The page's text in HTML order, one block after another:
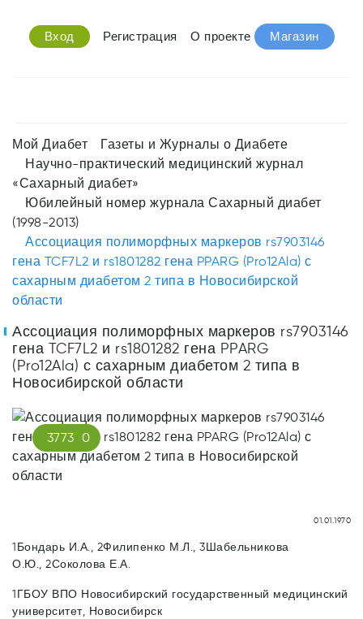
Вход Регистрация О проекте Магазин
Мой Диабет
Газеты и Журналы о Диабете
Научно-практический медицинский журнал
«Сахарный диабет»
Юбилейный номер журнала Сахарный диабет
(1998-2013)
Ассоциация полиморфных маркеров rs7903146
гена TCF7L2 и rs1801282 гена PPARG (Pro12Ala) с
сахарным диабетом 2 типа в Новосибирской
области
Ассоциация полиморфных маркеров rs7903146
гена TCF7L2 и rs1801282 гена PPARG
(Pro12Ala) с сахарным диабетом 2 типа в
Новосибирской области
3773 0
01.01.1970
1Бондарь И.А., 2Филипенко М.Л., 3Шабельникова
О.Ю., 2Соколова Е.А.
1ГБОУ ВПО Новосибирский государственный медицинский
университет, Новосибирск